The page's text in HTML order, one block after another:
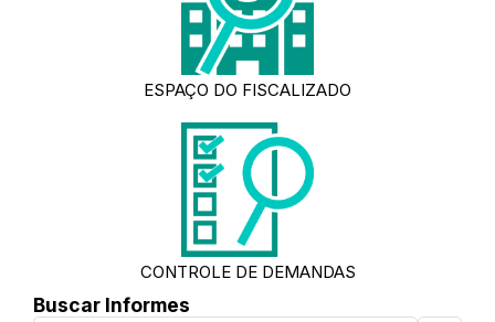
ESPAÇO DO FISCALIZADO
CONTROLE DE DEMANDAS
Buscar Informes